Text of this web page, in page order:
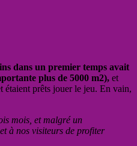
dans un premier temps avait
plus de 5000 m2), et
étaient prêts jouer le jeu. En vain,
mois, et malgré un
à nos visiteurs de profiter